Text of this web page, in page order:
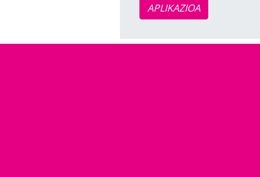
APLIKAZIOA